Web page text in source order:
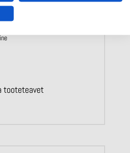
/ sujuva seiskamise
mootoritele
tooteteavet